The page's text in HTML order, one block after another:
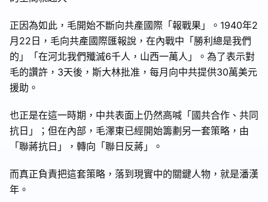
正因為如此，毛開始不斷向共產國際「報戰果」。1940年2
月22日，毛向共產國際匯報說，在內戰中「勝利總是我們
的」「在河北我們殲滅6千人，山西一萬人」。為了表示對
毛的讚許，3天後，斯大林批准，每月向中共提供30萬美元
援助。
也正是在這一時期，中共表面上仍然高喊「國共合作、共同
抗日」；但在內部，毛澤東已經開始籌劃另一套策略，由
「聯蔣抗日」，轉向「聯日反蔣」。
而真正負責把這套策略，落到現實中的關鍵人物，就是潘漢
年。